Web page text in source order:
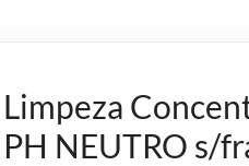
NEUTRO s/